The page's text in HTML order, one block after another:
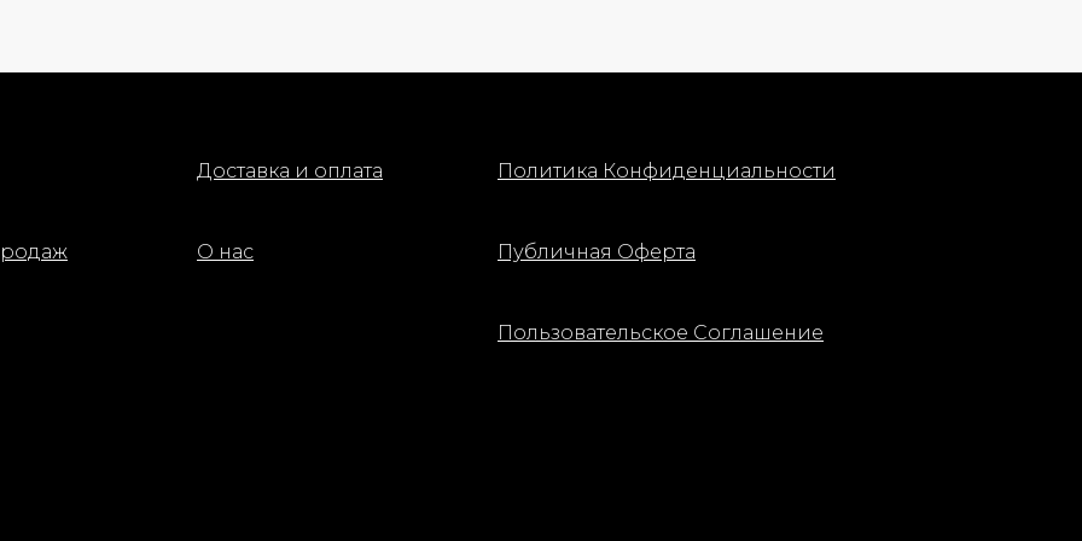
Политика Конфиденциальности
Доставка и оплата
О нас Публичная Оферта
Пользовательское Соглашение